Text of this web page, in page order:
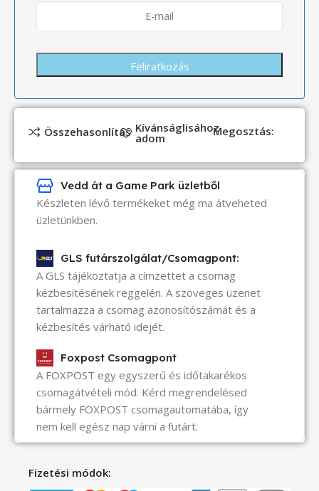
Összehasonlítás Kívánságlisához
adom Megosztás:
Vedd át a Game Park üzletből
Készleten lévő termékeket még ma átveheted
üzletünkben.
GLS futárszolgálat/Csomagpont:
A GLS tájékoztatja a címzettet a csomag
kézbesítésének reggelén. A szöveges üzenet
tartalmazza a csomag azonosítószámát és a
kézbesítés várható idejét.
Foxpost Csomagpont
A FOXPOST egy egyszerű és időtakarékos
csomagátvételi mód. Kérd megrendelésed
bármely FOXPOST csomagautomatába, így
nem kell egész nap várni a futárt.
Fizetési módok: